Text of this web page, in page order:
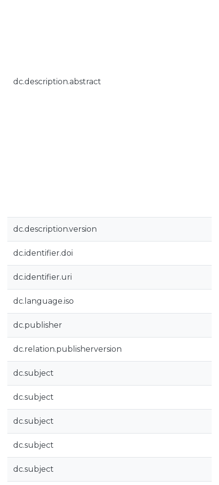
dc.description.abstract
dc.description.version
dc.identifier.doi
dc.identifier.uri
dc.language.iso
dc.publisher
dc.relation.publisherversion
dc.subject
dc.subject
dc.subject
dc.subject
dc.subject